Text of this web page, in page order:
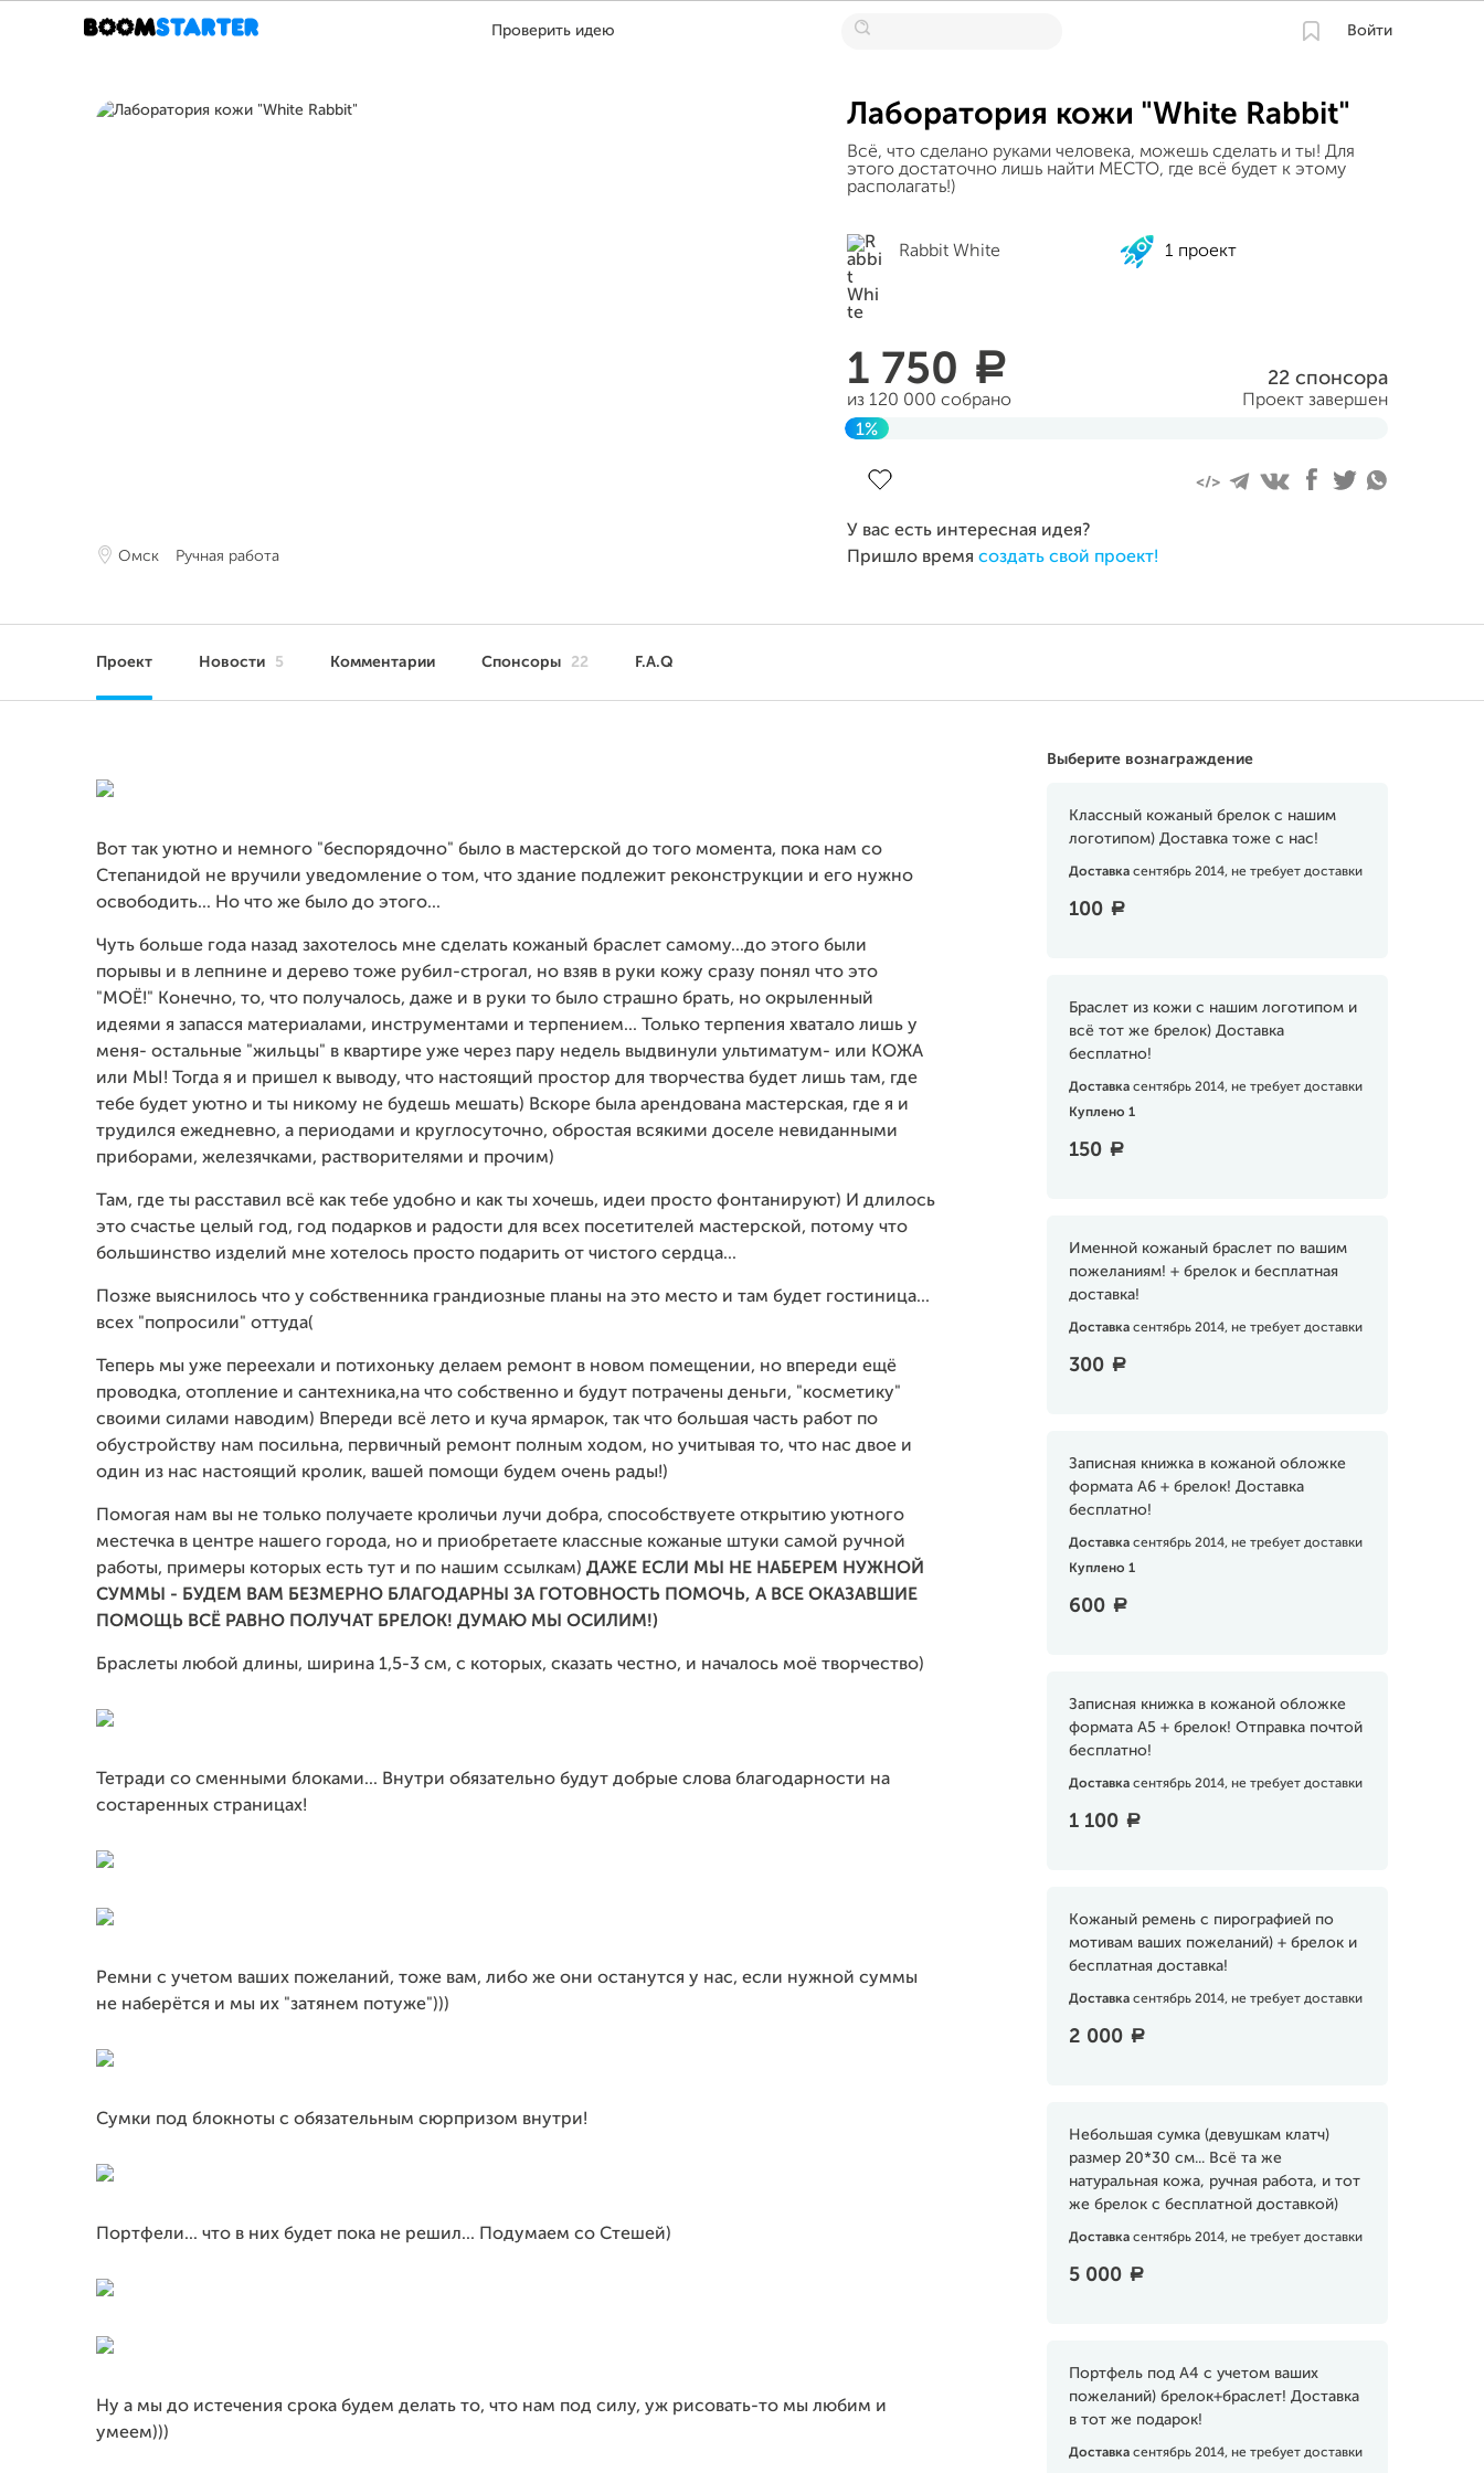
Проверить идею Войти
Омск Ручная работа
Лаборатория кожи "White Rabbit"
Всё, что сделано руками человека, можешь сделать и ты! Для
этого достаточно лишь найти МЕСТО, где всё будет к этому
располагать!)
Rabbit White 1 проект
1 750 a
из 120 000 собрано
22 спонсора
Проект завершен
1%
У вас есть интересная идея?
Пришло время создать свой проект!
Проект Новости 5 Комментарии Спонсоры 22 F.A.Q
Выберите вознаграждение
Классный кожаный брелок с нашим
логотипом) Доставка тоже с нас!
Доставка сентябрь 2014, не требует доставки
100 a
Браслет из кожи с нашим логотипом и
всё тот же брелок) Доставка
бесплатно!
Доставка сентябрь 2014, не требует доставки
Куплено 1
150 a
Именной кожаный браслет по вашим
пожеланиям! + брелок и бесплатная
доставка!
Доставка сентябрь 2014, не требует доставки
300 a
Записная книжка в кожаной обложке
формата А6 + брелок! Доставка
бесплатно!
Доставка сентябрь 2014, не требует доставки
Куплено 1
600 a
Записная книжка в кожаной обложке
формата А5 + брелок! Отправка почтой
бесплатно!
Доставка сентябрь 2014, не требует доставки
1 100 a
Кожаный ремень с пирографией по
мотивам ваших пожеланий) + брелок и
бесплатная доставка!
Доставка сентябрь 2014, не требует доставки
2 000 a
Небольшая сумка (девушкам клатч)
размер 20*30 см... Всё та же
натуральная кожа, ручная работа, и тот
же брелок с бесплатной доставкой)
Доставка сентябрь 2014, не требует доставки
5 000 a
Портфель под А4 с учетом ваших
пожеланий) брелок+браслет! Доставка
в тот же подарок!
Доставка сентябрь 2014, не требует доставки
Вот так уютно и немного "беспорядочно" было в мастерской до того момента, пока нам со
Степанидой не вручили уведомление о том, что здание подлежит реконструкции и его нужно
освободить... Но что же было до этого...
Чуть больше года назад захотелось мне сделать кожаный браслет самому...до этого были
порывы и в лепнине и дерево тоже рубил-строгал, но взяв в руки кожу сразу понял что это
"МОЁ!" Конечно, то, что получалось, даже и в руки то было страшно брать, но окрыленный
идеями я запасся материалами, инструментами и терпением... Только терпения хватало лишь у
меня- остальные "жильцы" в квартире уже через пару недель выдвинули ультиматум- или КОЖА
или МЫ! Тогда я и пришел к выводу, что настоящий простор для творчества будет лишь там, где
тебе будет уютно и ты никому не будешь мешать) Вскоре была арендована мастерская, где я и
трудился ежедневно, а периодами и круглосуточно, обростая всякими доселе невиданными
приборами, железячками, растворителями и прочим)
Там, где ты расставил всё как тебе удобно и как ты хочешь, идеи просто фонтанируют) И длилось
это счастье целый год, год подарков и радости для всех посетителей мастерской, потому что
большинство изделий мне хотелось просто подарить от чистого сердца...
Позже выяснилось что у собственника грандиозные планы на это место и там будет гостиница...
всех "попросили" оттуда(
Теперь мы уже переехали и потихоньку делаем ремонт в новом помещении, но впереди ещё
проводка, отопление и сантехника,на что собственно и будут потрачены деньги, "косметику"
своими силами наводим) Впереди всё лето и куча ярмарок, так что большая часть работ по
обустройству нам посильна, первичный ремонт полным ходом, но учитывая то, что нас двое и
один из нас настоящий кролик, вашей помощи будем очень рады!)
Помогая нам вы не только получаете кроличьи лучи добра, способствуете открытию уютного
местечка в центре нашего города, но и приобретаете классные кожаные штуки самой ручной
работы, примеры которых есть тут и по нашим ссылкам) ДАЖЕ ЕСЛИ МЫ НЕ НАБЕРЕМ НУЖНОЙ
СУММЫ - БУДЕМ ВАМ БЕЗМЕРНО БЛАГОДАРНЫ ЗА ГОТОВНОСТЬ ПОМОЧЬ, А ВСЕ ОКАЗАВШИЕ
ПОМОЩЬ ВСЁ РАВНО ПОЛУЧАТ БРЕЛОК! ДУМАЮ МЫ ОСИЛИМ!)
Браслеты любой длины, ширина 1,5-3 см, с которых, сказать честно, и началось моё творчество)
Тетради со сменными блоками... Внутри обязательно будут добрые слова благодарности на
состаренных страницах!
Ремни с учетом ваших пожеланий, тоже вам, либо же они останутся у нас, если нужной суммы
не наберётся и мы их "затянем потуже")))
Сумки под блокноты с обязательным сюрпризом внутри!
Портфели... что в них будет пока не решил... Подумаем со Стешей)
Ну а мы до истечения срока будем делать то, что нам под силу, уж рисовать-то мы любим и
умеем)))